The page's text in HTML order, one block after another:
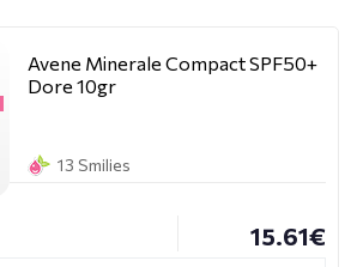
Avene Minerale Compact SPF50+
Dore 10gr
13 Smilies
15.61€